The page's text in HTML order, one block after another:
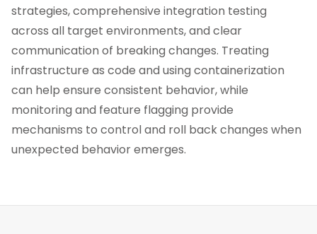
strategies, comprehensive integration testing
across all target environments, and clear
communication of breaking changes. Treating
infrastructure as code and using containerization
can help ensure consistent behavior, while
monitoring and feature flagging provide
mechanisms to control and roll back changes when
unexpected behavior emerges.